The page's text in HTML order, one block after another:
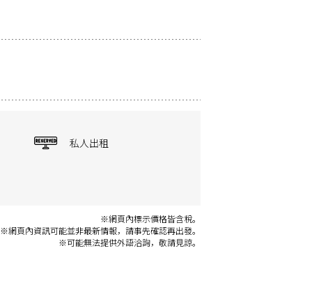
私人出租
※網頁內標示價格皆含稅。
※網頁內資訊可能並非最新情報，請事先確認再出發。
※可能無法提供外語洽詢，敬請見諒。